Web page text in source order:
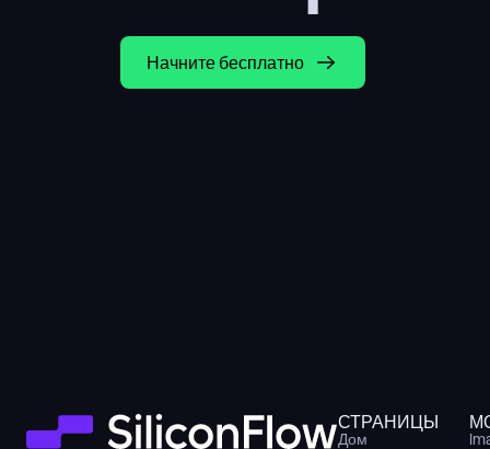
Начните бесплатно
СТРАНИЦЫ
Дом